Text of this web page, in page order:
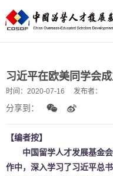
习近平在欧美同学会
时间： 2020-07-16 发布者：
分享到：
【编者按】
中国留学人才发展基金会
作中，深入学习了习近平总